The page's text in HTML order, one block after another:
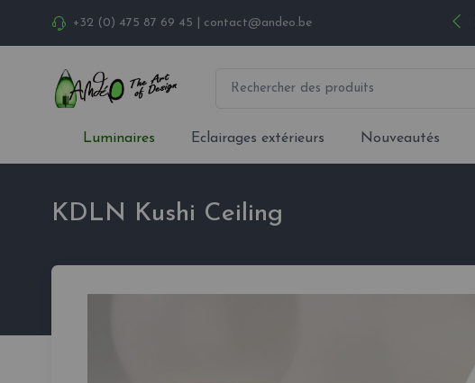
+32 (0) 475 87 69 45 contact@andeo.be
Luminaires Eclairages extérieurs Nouveautés
KDLN Kushi Ceiling